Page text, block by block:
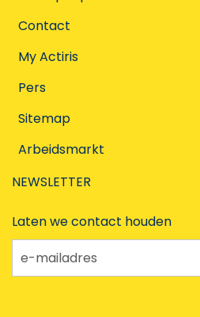
Contact
My Actiris
Pers
Sitemap
Arbeidsmarkt
NEWSLETTER
Laten we contact houden
e-mailadres